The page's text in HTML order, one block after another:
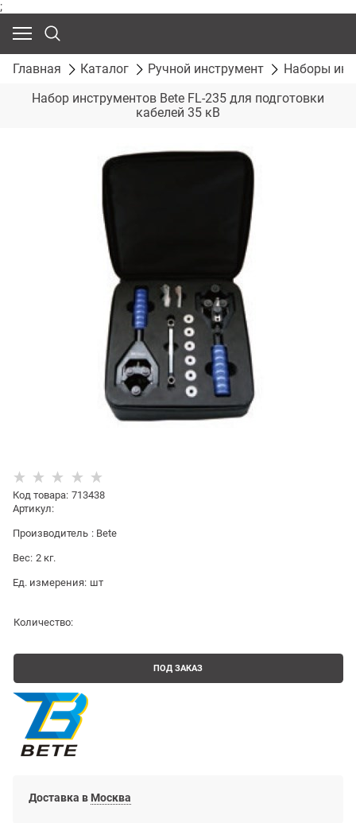
;
Главная Каталог Ручной инструмент
Наборы
Набор инструментов Bete FL-235 для подготовки
кабелей 35 кВ
Код товара: 713438
Артикул:
Производитель : Bete
Вес: 2 кг.
Ед. измерения: шт
Количество:
ПОД ЗАКАЗ
Доставка в Москва